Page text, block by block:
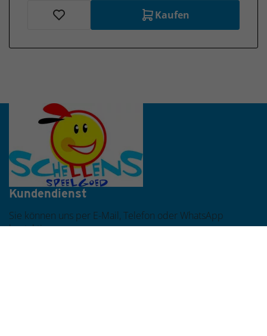
Kaufen
Kundendienst
Sie können uns per E-Mail, Telefon oder WhatsApp
kontaktieren.